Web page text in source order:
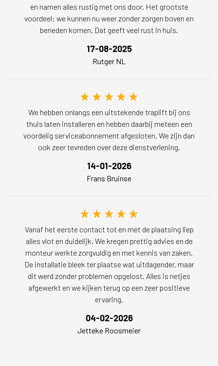
en namen alles rustig met ons door. Het grootste
voordeel: we kunnen nu weer zonder zorgen boven en
beneden komen. Dat geeft veel rust in huis.
17-08-2025
Rutger NL
We hebben onlangs een uitstekende traplift bij ons
thuis laten installeren en hebben daarbij meteen een
voordelig serviceabonnement afgesloten. We zijn dan
ook zeer tevreden over deze dienstverlening.
14-01-2026
Frans Bruinse
Vanaf het eerste contact tot en met de plaatsing liep
alles vlot en duidelijk. We kregen prettig advies en de
monteur werkte zorgvuldig en met kennis van zaken.
De installatie bleek ter plaatse wat uitdagender, maar
dit werd zonder problemen opgelost. Alles is netjes
afgewerkt en we kijken terug op een zeer positieve
ervaring.
04-02-2026
Jetteke Roosmeier